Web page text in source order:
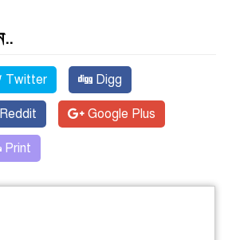
Twitter Digg
Reddit Google Plus
Print